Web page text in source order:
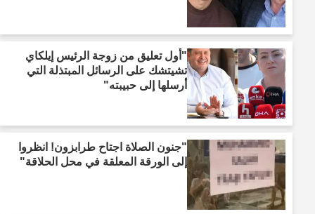
"أول تعليق من زوجة الرئيس إيلكاي
تشيتشك على الرسائل المبتذلة التي
أرسلها إلى حبيبته"
"جنون الصلاة اجتاح طرابزون! انظروا
إلى الورقة المعلقة في محل الحلاقة"